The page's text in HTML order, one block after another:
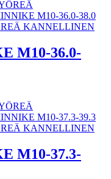
KANNELLINEN
M10-36.0-
KANNELLINEN
M10-37.3-